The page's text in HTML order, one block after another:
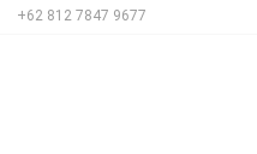
+62 812 7847 9677